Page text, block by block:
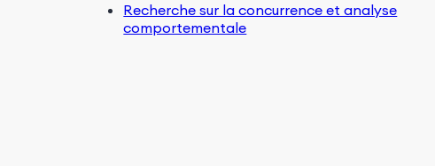
Recherche sur la concurrence et analyse
comportementale